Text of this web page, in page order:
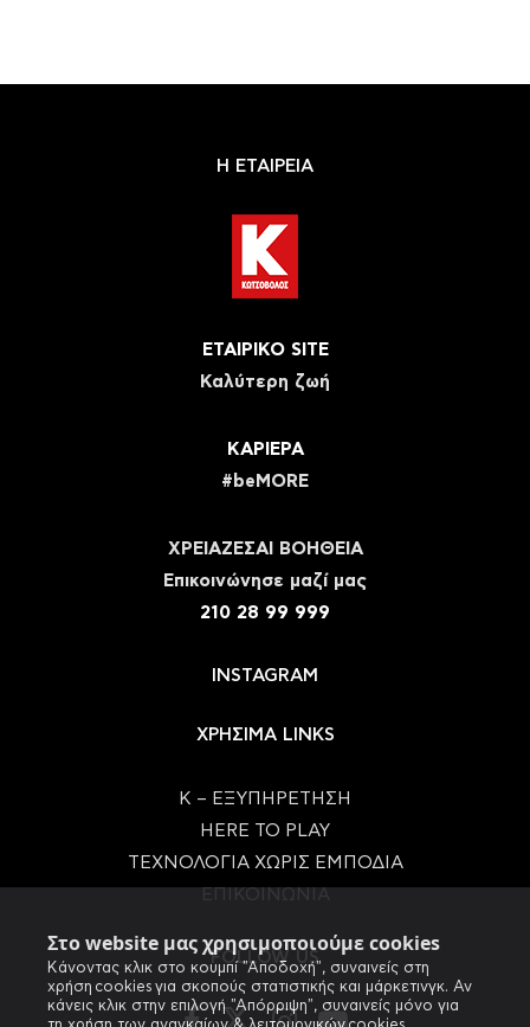
Στο website μας χρησιμοποιούμε cookies
Κάνοντας κλικ στο κουμπί "Αποδοχή", συναινείς στη
χρήση cookies για σκοπούς στατιστικής και μάρκετινγκ. Αν
κάνεις κλικ στην επιλογή "Απόρριψη", συναινείς μόνο για
Η ΕΤΑΙΡΕΙΑ
ΕΤΑΙΡΙΚΟ SITE
Καλύτερη ζωή
ΚΑΡΙΕΡΑ
#beMORE
ΧΡΕΙΑΖΕΣΑΙ ΒΟΗΘΕΙΑ
Eπικοινώνησε μαζί μας
210 28 99 999
INSTAGRAM
ΧΡΗΣΙΜΑ LINKS
Κ – ΕΞΥΠΗΡΕΤΗΣΗ
HERE TO PLAY
ΤΕΧΝΟΛΟΓΙΑ ΧΩΡΙΣ ΕΜΠΟΔΙΑ
FOLLOW US